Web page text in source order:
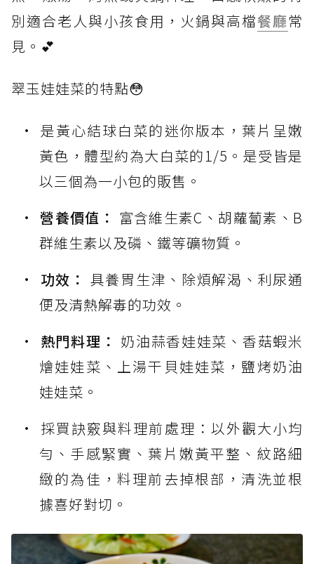
別適合老人與小孩食用，火鍋與高檔餐廳常
見。💕
翠玉娃娃菜的特點😳
是黃心結球白菜的迷你版本，葉片呈嫩
黃色，體型約為大白菜的1/5。是受皆是
以三個為一小包的販售。
營養價值： 富含維生素C、胡蘿蔔素、B
群維生素以及磷、鐵等礦物質。
功效： 具養胃生津、除煩解渴、利尿通
便及清熱解毒的功效。
熱門料理： 奶油蒜香娃娃菜、香菇蝦米
燴娃娃菜、上湯干貝娃娃菜，鹽烤奶油
娃娃菜。
採買訣竅與料理前處理：以外觀大小均
勻、手感緊實、葉片嫩黃平整、紋路細
緻的為佳，料理前去掉根部，清洗並根
據喜好對切。